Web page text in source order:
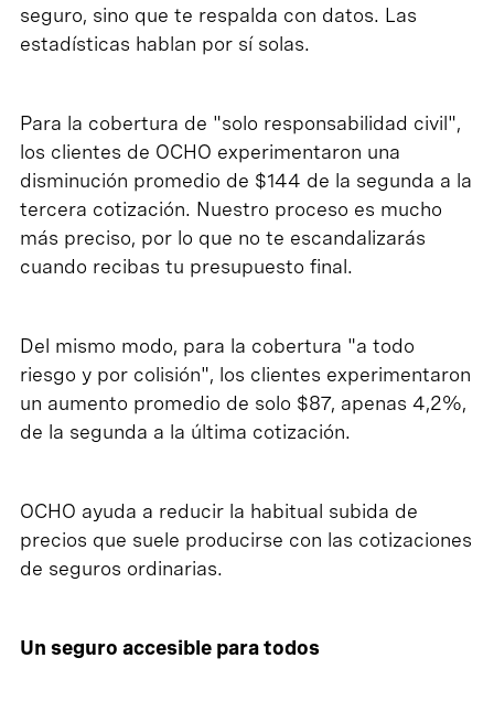
seguro, sino que te respalda con datos. Las
estadísticas hablan por sí solas.
Para la cobertura de "solo responsabilidad civil",
los clientes de OCHO experimentaron una
disminución promedio de $144 de la segunda a la
tercera cotización. Nuestro proceso es mucho
más preciso, por lo que no te escandalizarás
cuando recibas tu presupuesto final.
Del mismo modo, para la cobertura "a todo
riesgo y por colisión", los clientes experimentaron
un aumento promedio de solo $87, apenas 4,2%,
de la segunda a la última cotización.
OCHO ayuda a reducir la habitual subida de
precios que suele producirse con las cotizaciones
de seguros ordinarias.
Un seguro accesible para todos